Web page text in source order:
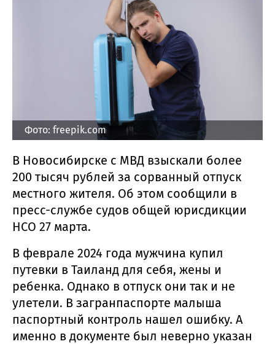
Фото: freepik.com
В Новосибирске с МВД взыскали более
200 тысяч рублей за сорванный отпуск
местного жителя. Об этом сообщили в
пресс-службе судов общей юрисдикции
НСО 27 марта.
В феврале 2024 года мужчина купил
путевки в Таиланд для себя, жены и
ребенка. Однако в отпуск они так и не
улетели. В загранпаспорте малыша
паспортный контроль нашел ошибку. А
именно в документе был неверно указан